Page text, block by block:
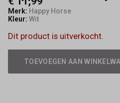
Merk: Happy Horse
Kleur: Wit
Dit product is uitverkocht.
TOEVOEGEN AAN